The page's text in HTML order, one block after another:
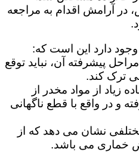
آرامش اقدام به مراجعه
دارد این است که:
پیشرفته آن، نباید توقع
ترک کند.
زیاد از مواد مخدر از
و در واقع با قطع ناگهانی
نشان می دهد که از
خماری می باشد.